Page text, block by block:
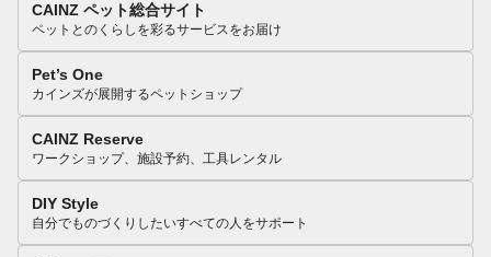
CAINZ ペット総合サイト
ペットとのくらしを彩るサービスをお届け
Pet’s One
カインズが展開するペットショップ
CAINZ Reserve
ワークショップ、施設予約、工具レンタル
DIY Style
自分でものづくりしたいすべての人をサポート